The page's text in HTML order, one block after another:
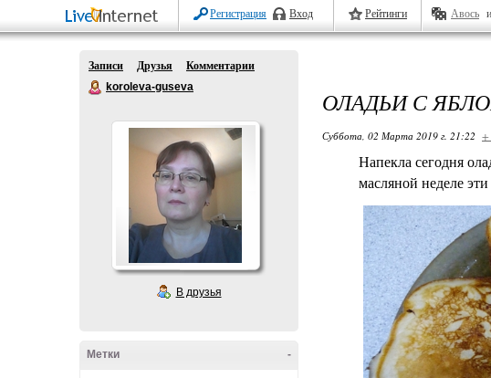
Регистрация Вход Рейтинги Авось
Записи Друзья
Комментарии
koroleva-guseva
В друзья
-
Метки
ОЛАДЬИ С
Суббота, 02 Марта 2019 г. 21:22 +
Напекла сегодня
масляной неделе